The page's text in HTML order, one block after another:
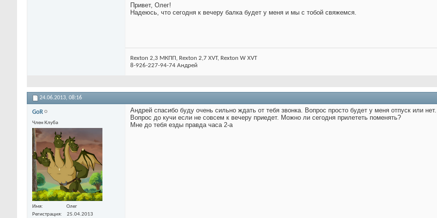
Привет, Олег!
Надеюсь, что сегодня к вечеру балка будет у меня и мы с тобой свяжемся.
Rexton 2,3 МКПП, Rexton 2,7 XVT, Rexton W XVT
8-926-227-94-74 Андрей
24.06.2013, 08:16
GoR
Член Клуба
Имя
Олег
Регистрация
25.04.2013
Андрей спасибо буду очень сильно ждать от тебя звонка. Вопрос просто будет у меня отпуск или нет.
Вопрос до кучи если не совсем к вечеру приедет. Можно ли сегодня прилететь поменять?
Мне до тебя езды правда часа 2-а